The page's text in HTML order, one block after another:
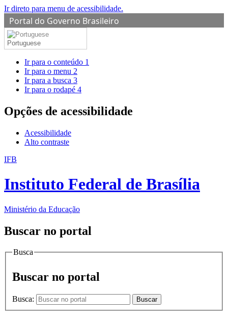
Ir direto para menu de acessibilidade.
Portal do Governo Brasileiro
Portuguese
Ir para o conteúdo 1
Ir para o menu 2
Ir para a busca 3
Ir para o rodapé 4
Opções de acessibilidade
Acessibilidade
Alto contraste
IFB
Instituto Federal de Brasília
Ministério da Educação
Buscar no portal
Busca
Buscar no portal
Busca: Buscar